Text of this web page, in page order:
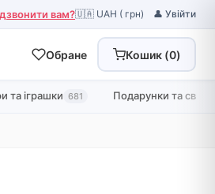
вам?🇺🇦 UAH ( грн) 👤 Увійти
Обране Кошик (0)
та іграшки 681 Подарунки та свята